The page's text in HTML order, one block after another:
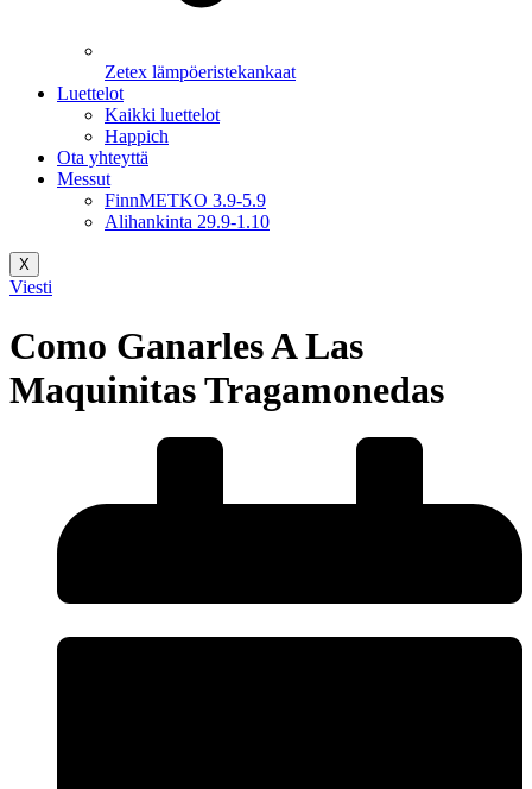
Zetex lämpöeristekankaat
Luettelot
Kaikki luettelot
Happich
Ota yhteyttä
Messut
FinnMETKO 3.9-5.9
Alihankinta 29.9-1.10
X
Viesti
Como Ganarles A Las
Maquinitas Tragamonedas